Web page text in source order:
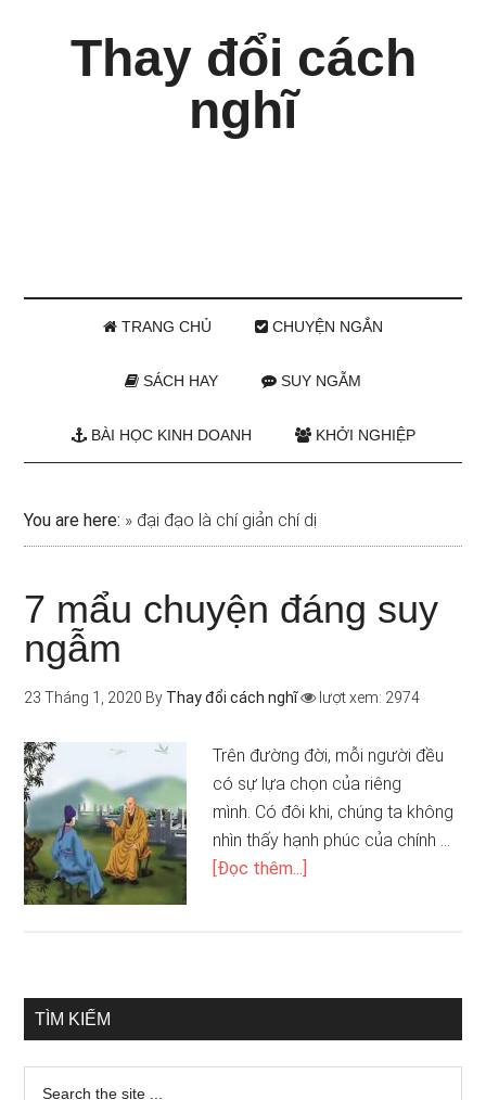
Thay đổi cách
nghĩ
TRANG CHỦ CHUYỆN NGẮN
SÁCH HAY SUY NGẪM
BÀI HỌC KINH DOANH KHỞI NGHIỆP
You are here: » đại đạo là chí giản chí dị
7 mẩu chuyện đáng suy
ngẫm
23 Tháng 1, 2020 By Thay đổi cách nghĩ lượt xem: 2974
Trên đường đời, mỗi người đều
có sự lựa chọn của riêng
mình. Có đôi khi, chúng ta không
nhìn thấy hạnh phúc của chính …
[Đọc thêm...]
TÌM KIẾM